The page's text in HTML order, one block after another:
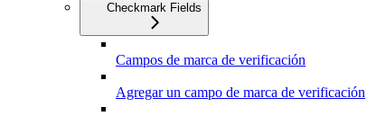
Checkmark Fields
Campos de marca de verificación
Agregar un campo de marca de verificación